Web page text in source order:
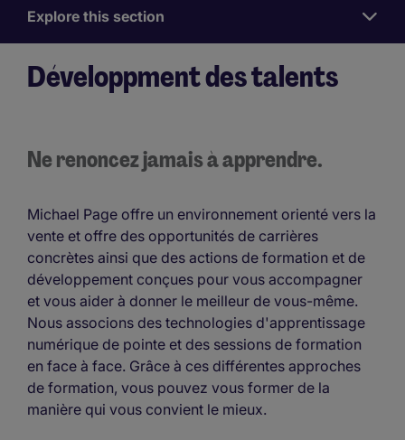
WorkExplore this section
Développment des talents
Ne renoncez jamais à apprendre.
Michael Page offre un environnement orienté vers la
vente et offre des opportunités de carrières
concrètes ainsi que des actions de formation et de
développement conçues pour vous accompagner
et vous aider à donner le meilleur de vous-même.
Nous associons des technologies d'apprentissage
numérique de pointe et des sessions de formation
en face à face. Grâce à ces différentes approches
de formation, vous pouvez vous former de la
manière qui vous convient le mieux.